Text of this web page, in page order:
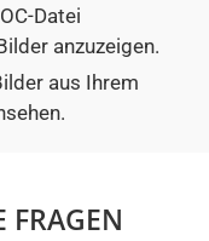
Datei
anzuzeigen.
aus Ihrem
FRAGEN